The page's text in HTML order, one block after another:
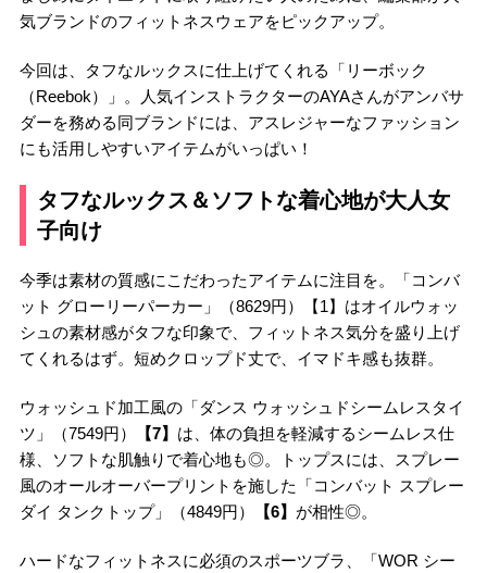
気ブランドのフィットネスウェアをピックアップ。
今回は、タフなルックスに仕上げてくれる「リーボック
（Reebok）」。人気インストラクターのAYAさんがアンバサ
ダーを務める同ブランドには、アスレジャーなファッション
にも活用しやすいアイテムがいっぱい！
タフなルックス＆ソフトな着心地が大人女
子向け
今季は素材の質感にこだわったアイテムに注目を。「コンバ
ット グローリーパーカー」（8629円）【1】はオイルウォッ
シュの素材感がタフな印象で、フィットネス気分を盛り上げ
てくれるはず。短めクロップド丈で、イマドキ感も抜群。
ウォッシュド加工風の「ダンス ウォッシュドシームレスタイ
ツ」（7549円）
【7】 は、体の負担を軽減するシームレス仕
様、ソフトな肌触りで着心地も◎。トップスには、スプレー
風のオールオーバープリントを施した「コンバット スプレー
ダイ タンクトップ」（4849円）
【6】 が相性◎。
ハードなフィットネスに必須のスポーツブラ、「WOR シー